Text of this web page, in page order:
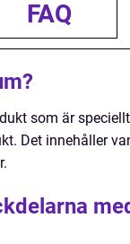
FAQ
som är
Det innehåller